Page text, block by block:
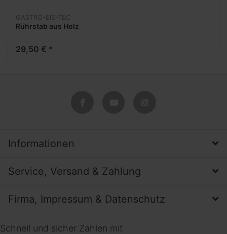
GASTRO-EIS-TEC
Rührstab aus Holz
29,50 € *
Informationen
Service, Versand & Zahlung
Firma, Impressum & Datenschutz
Schnell und sicher Zahlen mit